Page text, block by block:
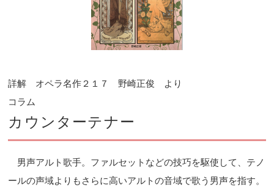
詳解 オペラ名作２１７ 野崎正俊 より
コラム
カウンターテナー
男声アルト歌手。ファルセットなどの技巧を駆使して、テノ
ールの声域よりもさらに高いアルトの音域で歌う男声を指す。